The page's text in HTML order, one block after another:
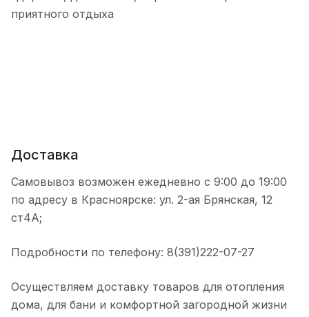
приятного отдыха
Доставка
Самовывоз возможен ежедневно с 9:00 до 19:00
по адресу в Красноярске: ул. 2-ая Брянская, 12
ст4А;
Подробности по телефону: 8(391)222-07-27
Осуществляем доставку товаров для отопления
дома, для бани и комфортной загородной жизни